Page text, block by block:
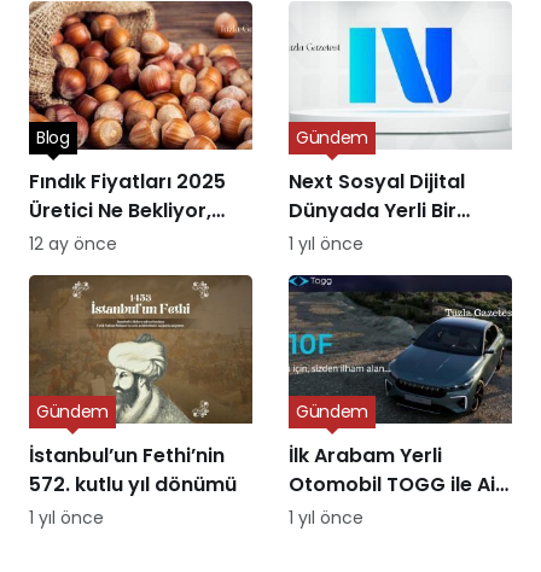
Fındık Fiyatları 2025
Üretici Ne Bekliyor,
Piyasa Ne Sunuyor?
Blog
12 ay önce
Next Sosyal Dijital
Dünyada Yerli Bir
Alternatifin Doğuşu
Gündem
1 yıl önce
İstanbul’un Fethi’nin
572. kutlu yıl dönümü
Gündem
1 yıl önce
İlk Arabam Yerli
Otomobil TOGG ile Aile
Destek Programı
Gündem
1 yıl önce